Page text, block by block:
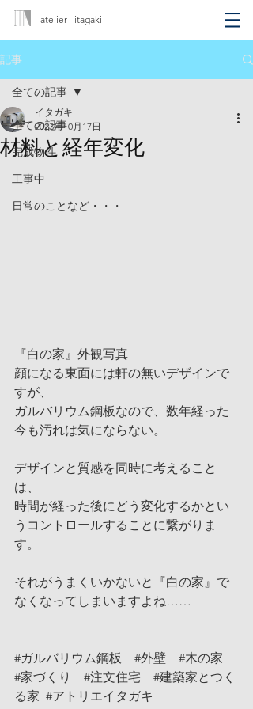
atelier itagaki
記事
全ての記事
完成物件
工事中
日常のことなど・・・
全ての記事
材料と経年変化
イタガキ
2023年10月17日
『白の家』外観写真
顔になる東面には軒の無いデザインで
すが、
ガルバリウム鋼板なので、数年経った
今も汚れは気にならない。
デザインと質感を同時に考えること
は、
時間が経った後にどう変化するかとい
うコントロールすることに繋がりま
す。
それがうまくいかないと『白の家』で
なくなってしまいますよね……
#ガルバリウム鋼板 #外壁
#木の家
#家づくり
#注文住宅
#建築家とつく
る家 #アトリエイタガキ